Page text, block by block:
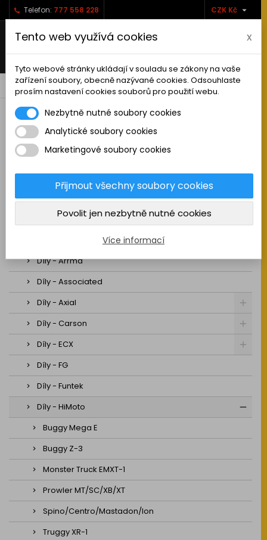
Telefon: 777 558 228 CZK Kč 
   shopping_cart0
RC AUTA
Sestavená auta elektro
Stavebnice aut elektro
Auta na spalovací motor
Náhradní díly
Díly - Arrma
Díly - Associated
Díly - Axial
Díly - Carson
Díly - ECX
Díly - FG
Díly - Funtek
Díly - HiMoto
Buggy Mega E
Buggy Z-3
Monster Truck EMXT-1
Prowler MT/SC/XB/XT
Spino/Centro/Mastadon/Ion
Truggy XR-1
Tento web využívá cookies x
Tyto webové stránky ukládají v souladu se zákony na vaše
zařízení soubory, obecně nazývané cookies. Odsouhlaste
prosím nastavení cookies souborů pro použití webu.
Nezbytně nutné soubory cookies
Analytické soubory cookies
Marketingové soubory cookies
Přijmout všechny soubory cookies
Povolit jen nezbytně nutné cookies
Více informací